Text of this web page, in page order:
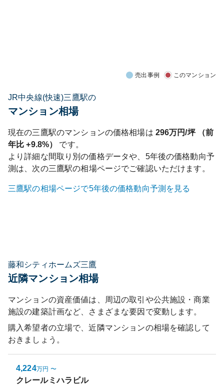
売出事例 このマンション
JR中央線(快速)三鷹駅の
マンション相場
現在の三鷹駅のマンションの価格相場は 296万円/坪 （前
年比+9.8%）
です。
より詳細な間取り別の価格データや、5年後の価格動向予
測は、次の三鷹駅の相場ページでご確認いただけます。
三鷹駅の相場ページで5年後の価格動向予測を見る
藤和シティホームズ三鷹
近隣マンション相場
マンションの資産価値は、周辺の取引や公共施設・商業
施設の建築計画など、さまざまな要因で変動します。
購入希望者の立場で、近隣マンションの相場を確認して
おきましょう。
4,224万円 〜
クレールミハラビル